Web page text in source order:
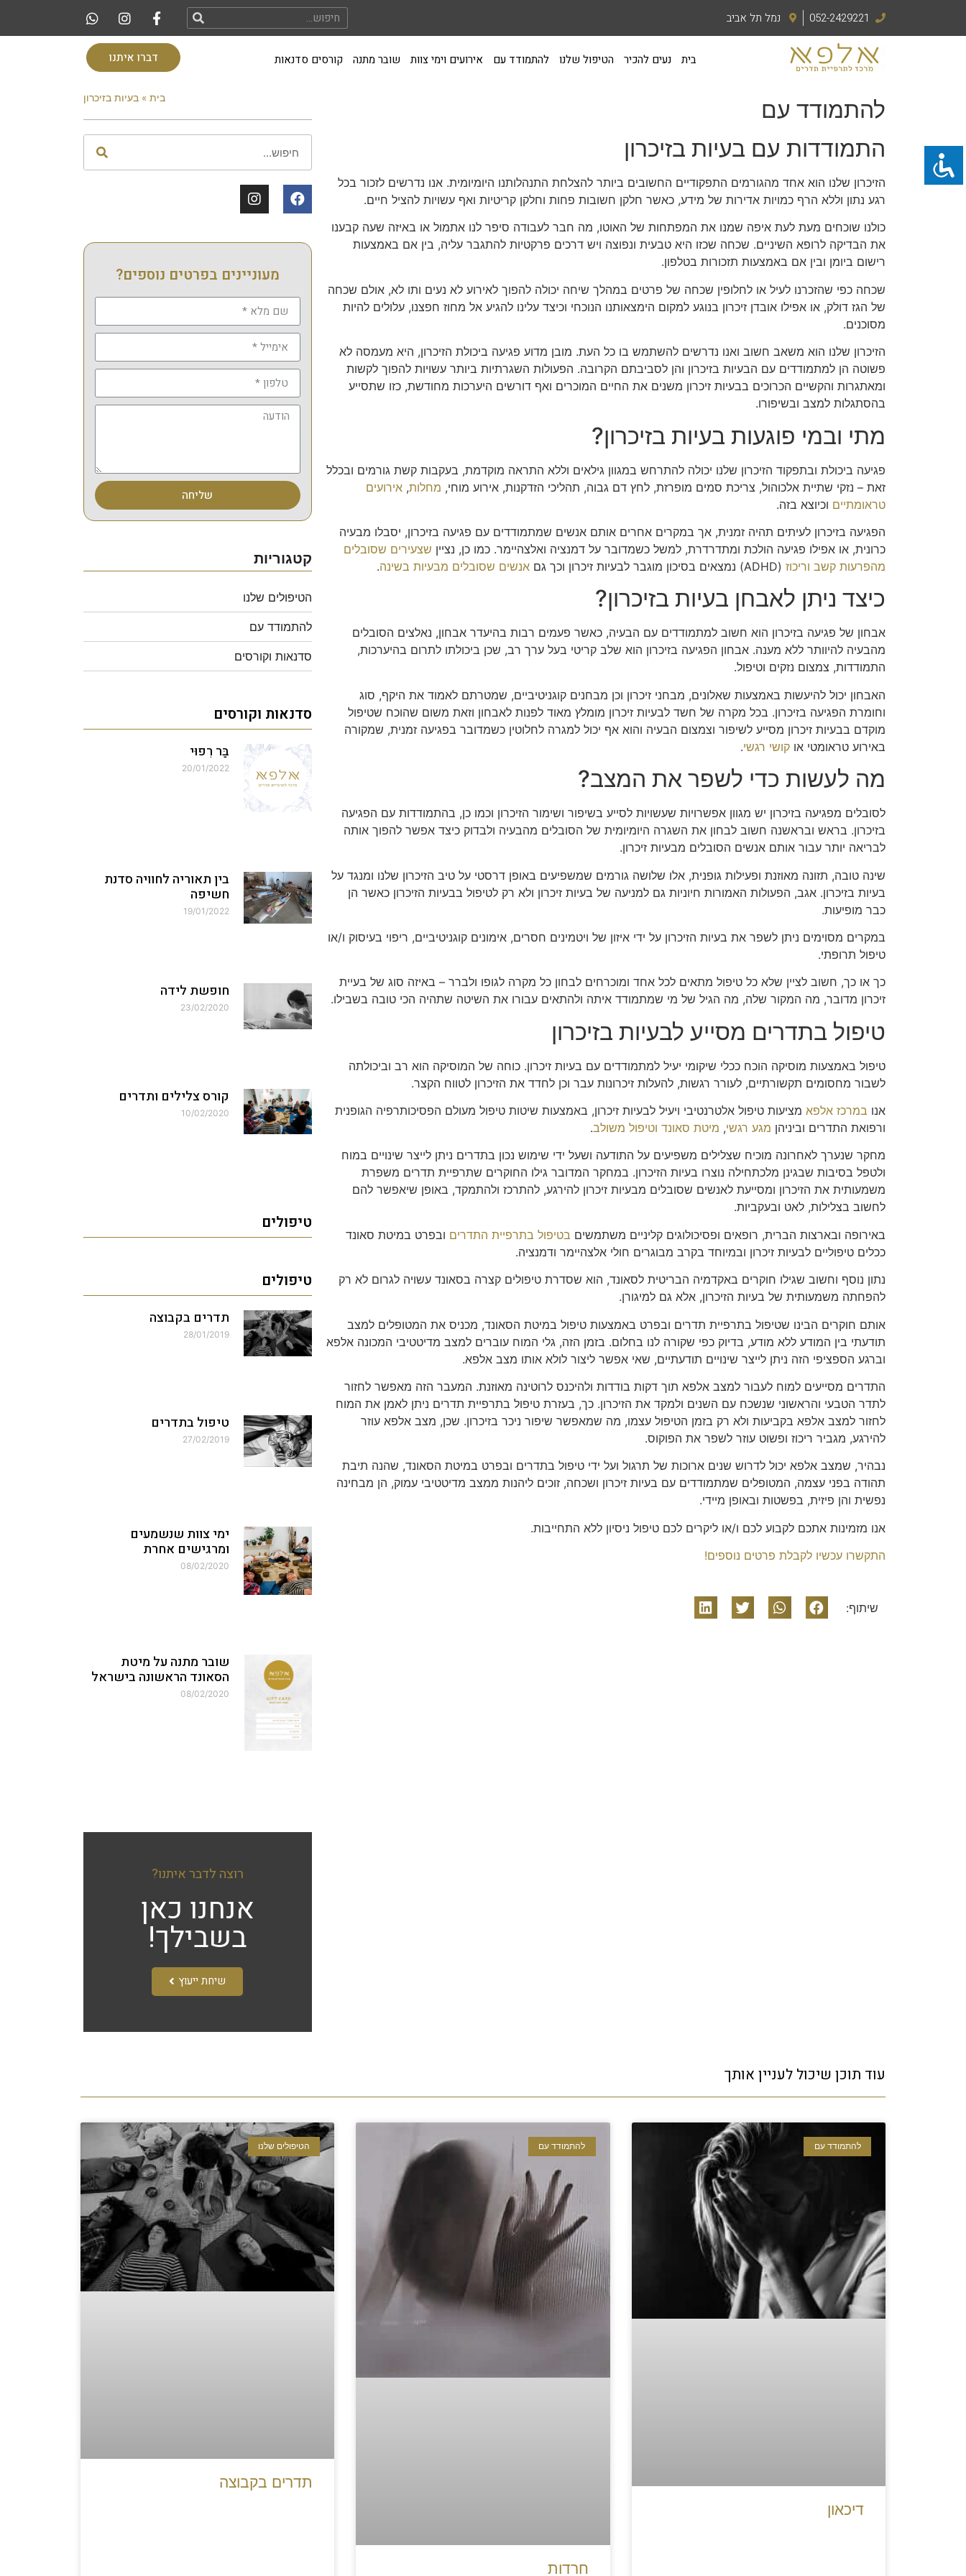
052-2429221 נמל תל אביב
בית נעים להכיר הטיפול שלנו להתמודד עם אירועים וימי צוות שובר מתנה קורסים סדנאות דברו איתנו
להתמודד עם
התמודדות עם בעיות בזיכרון
הזיכרון שלנו הוא אחד מהגורמים התפקודיים החשובים ביותר להצלחת התנהלותנו היומיומית. אנו נדרשים לזכור בכל
רגע נתון וללא הרף כמויות אדירות של מידע, כאשר חלקן חשובות פחות וחלקן קריטיות ואף עשויות להציל חיים.
כולנו שוכחים מעת לעת איפה שמנו את המפתחות של האוטו, מה חבר לעבודה סיפר לנו אתמול או באיזה שעה קבענו
את הבדיקה לרופא השיניים. שכחה שכזו היא טבעית ונפוצה ויש דרכים פרקטיות להתגבר עליה, בין אם באמצעות
רישום ביומן ובין אם באמצעות תזכורות בטלפון.
שכחה כפי שהזכרנו לעיל או לחלופין שכחה של פרטים במהלך שיחה יכולה להפוך לאירוע לא נעים ותו לא, אולם שכחה
של הגז דולק, או אפילו אובדן זיכרון בנוגע למקום הימצאותנו הנוכחי וכיצד עלינו להגיע אל מחוז חפצנו, עלולים להיות
מסוכנים.
הזיכרון שלנו הוא משאב חשוב ואנו נדרשים להשתמש בו כל העת. מובן מדוע פגיעה ביכולת הזיכרון, היא מעמסה לא
פשוטה הן למתמודדים עם הבעיות בזיכרון והן לסביבתם הקרובה. הפעולות השגרתיות ביותר עשויות להפוך לקשות
ומאתגרות והקשיים הכרוכים בבעיות זיכרון משנים את החיים המוכרים ואף דורשים היערכות מחודשת, כזו שתסייע
בהסתגלות למצב ובשיפורו.
מתי ובמי פוגעות בעיות בזיכרון?
פגיעה ביכולת ובתפקוד הזיכרון שלנו יכולה להתרחש במגוון גילאים וללא התראה מוקדמת, בעקבות קשת גורמים ובכלל
זאת – נזקי שתיית אלכוהול, צריכת סמים מופרזת, לחץ דם גבוה, תהליכי הזדקנות, אירוע מוחי, מחלות, אירועים
טראומתיים וכיוצא בזה.
הפגיעה בזיכרון לעיתים תהיה זמנית, אך במקרים אחרים אותם אנשים שמתמודדים עם פגיעה בזיכרון, יסבלו מבעיה
כרונית, או אפילו פגיעה הולכת ומתדרדרת, למשל כשמדובר על דמנציה ואלצהיימר. כמו כן, נציין שצעירים שסובלים
מהפרעות קשב וריכוז (ADHD) נמצאים בסיכון מוגבר לבעיות זיכרון וכך גם אנשים שסובלים מבעיות בשינה.
כיצד ניתן לאבחן בעיות בזיכרון?
אבחון של פגיעה בזיכרון הוא חשוב למתמודדים עם הבעיה, כאשר פעמים רבות בהיעדר אבחון, נאלצים הסובלים
מהבעיה להיוותר ללא מענה. אבחון הפגיעה בזיכרון הוא שלב קריטי בעל ערך רב, שכן ביכולתו לתרום בהיערכות,
התמודדות, צמצום נזקים וטיפול.
האבחון יכול להיעשות באמצעות שאלונים, מבחני זיכרון וכן מבחנים קוגניטיביים, שמטרתם לאמוד את היקף, סוג
וחומרת הפגיעה בזיכרון. בכל מקרה של חשד לבעיות זיכרון מומלץ מאוד לפנות לאבחון וזאת משום שהוכח שטיפול
מוקדם בבעיות זיכרון מסייע לשיפור וצמצום הבעיה והוא אף יכול למגרה לחלוטין כשמדובר בפגיעה זמנית, שמקורה
באירוע טראומטי או קושי רגשי.
מה לעשות כדי לשפר את המצב?
לסובלים מפגיעה בזיכרון יש מגוון אפשרויות שעשויות לסייע בשיפור ושימור הזיכרון וכמו כן, בהתמודדות עם הפגיעה
בזיכרון. בראש ובראשנה חשוב לבחון את השגרה היומיומית של הסובלים מהבעיה ולבדוק כיצד אפשר להפוך אותה
לבריאה יותר עבור אותם אנשים הסובלים מבעיות זיכרון.
שינה טובה, תזונה מאוזנת ופעילות גופנית, אלו שלושה גורמים שמשפיעים באופן דרסטי על טיב הזיכרון שלנו ומנגד על
בעיות בזיכרון. אגב, הפעולות האמורות חיוניות גם למניעה של בעיות זיכרון ולא רק לטיפול בבעיות הזיכרון כאשר הן
כבר מופיעות.
במקרים מסוימים ניתן לשפר את בעיות הזיכרון על ידי איזון של ויטמינים חסרים, אימונים קוגניטיביים, ריפוי בעיסוק ו/או
טיפול תרופתי.
כך או כך, חשוב לציין שלא כל טיפול מתאים לכל אחד ומוכרחים לבחון כל מקרה לגופו ולברר – באיזה סוג של בעיית
זיכרון מדובר, מה המקור שלה, מה הגיל של מי שמתמודד איתה ולהתאים עבורו את השיטה שתהיה הכי טובה בשבילו.
טיפול בתדרים מסייע לבעיות בזיכרון
טיפול באמצעות מוסיקה הוכח ככלי שיקומי יעיל למתמודדים עם בעיות זיכרון. כוחה של המוסיקה הוא רב וביכולתה
לשבור מחסומים תקשורתיים, לעורר רגשות, להעלות זיכרונות עבר וכן לחדד את הזיכרון לטווח הקצר.
אנו במרכז אלפא מציעות טיפול אלטרנטיבי ויעיל לבעיות זיכרון, באמצעות שיטות טיפול מעולם הפסיכותרפיה הגופנית
ורפואת התדרים וביניהן מגע רגשי, מיטת סאונד וטיפול משולב.
מחקר שנערך לאחרונה מוכיח שצלילים משפיעים על התודעה ושעל ידי שימוש נכון בתדרים ניתן לייצר שינויים במוח
ולטפל בסיבות שבגינן מלכתחילה נוצרו בעיות הזיכרון. במחקר המדובר גילו החוקרים שתרפיית תדרים משפרת
משמעותית את הזיכרון ומסייעת לאנשים שסובלים מבעיות זיכרון להירגע, להתרכז ולהתמקד, באופן שיאפשר להם
לחשוב בצלילות, לאט ובעקביות.
באירופה ובארצות הברית, רופאים ופסיכולוגים קליניים משתמשים בטיפול בתרפיית התדרים ובפרט במיטת סאונד
ככלים טיפוליים לבעיות זיכרון ובמיוחד בקרב מבוגרים חולי אלצהיימר ודמנציה.
נתון נוסף וחשוב שגילו חוקרים באקדמיה הבריטית לסאונד, הוא שסדרת טיפולים קצרה בסאונד עשויה לגרום לא רק
להפחתה משמעותית של בעיות הזיכרון, אלא גם למיגורן.
אותם חוקרים הבינו שטיפול בתרפיית תדרים ובפרט באמצעות טיפול במיטת הסאונד, מכניס את המטופלים למצב
תודעתי בין המודע ללא מודע, בדיוק כפי שקורה לנו בחלום. בזמן הזה, גלי המוח עוברים למצב מדיטטיבי המכונה אלפא
וברגע הספציפי הזה ניתן לייצר שינויים תודעתיים, שאי אפשר ליצור לולא אותו מצב אלפא.
התדרים מסייעים למוח לעבור למצב אלפא תוך דקות בודדות ולהיכנס לרוטינה מאוזנת. המעבר הזה מאפשר לחזור
לתדר הטבעי והראשוני שנשכח עם השנים ולמקד את הזיכרון. כך, בעזרת טיפול בתרפיית תדרים ניתן לאמן את המוח
לחזור למצב אלפא בקביעות ולא רק בזמן הטיפול עצמו, מה שמאפשר שיפור ניכר בזיכרון. שכן, מצב אלפא עוזר
להירגע, מגביר ריכוז ופשוט עוזר לשפר את הפוקוס.
נבהיר, שמצב אלפא יכול לדרוש שנים ארוכות של תרגול ועל ידי טיפול בתדרים ובפרט במיטת הסאונד, שהנה תיבת
תהודה בפני עצמה, המטופלים שמתמודדים עם בעיות זיכרון ושכחה, זוכים ליהנות ממצב מדיטטיבי עמוק, הן מבחינה
נפשית והן פיזית, בפשטות ובאופן מיידי.
אנו מזמינות אתכם לקבוע לכם ו/או ליקרים לכם טיפול ניסיון ללא התחייבות.
התקשרו עכשיו לקבלת פרטים נוספים!
שיתוף:
בית »בעיות בזיכרון
מעוניינים בפרטים נוספים?
שליחה
קטגוריות
הטיפולים שלנו
להתמודד עם
סדנאות וקורסים
סדנאות וקורסים
בַּר רִפוּי
20/01/2022
בין תאוריה לחוויה סדנת
חשיפה
19/01/2022
חופשת לידה
23/02/2020
קורס צלילים ותדרים
10/02/2020
טיפולים
טיפולים
תדרים בקבוצה
28/01/2019
טיפול בתדרים
27/02/2019
ימי צוות שנשמעים
ומרגישים אחרת
08/02/2020
שובר מתנה על מיטת
הסאונד הראשונה בישראל
08/02/2020
רוצה לדבר איתנו?
אנחנו כאן
בשבילך!​
שיחת ייעוץ
עוד תוכן שיכול לעניין אותך
להתמודד עם
דיכאון
להתמודד עם
חרדות
הטיפולים שלנו
תדרים בקבוצה